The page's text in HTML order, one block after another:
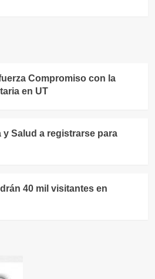
Compromiso con la
en UT
y Salud a registrarse para
40 mil visitantes en